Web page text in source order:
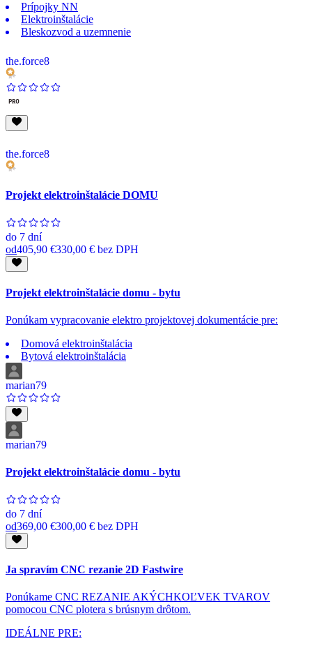
Prípojky NN
Elektroinštalácie
Bleskozvod a uzemnenie
the.force8
the.force8
Projekt elektroinštalácie DOMU
do 7 dní
od405,90 €330,00 € bez DPH
Projekt elektroinštalácie domu - bytu
Ponúkam vypracovanie elektro projektovej dokumentácie pre:
Domová elektroinštalácia
Bytová elektroinštalácia
marian79
marian79
Projekt elektroinštalácie domu - bytu
do 7 dní
od369,00 €300,00 € bez DPH
Ja spravím CNC rezanie 2D Fastwire
Ponúkame CNC REZANIE AKÝCHKOĽVEK TVAROV
pomocou CNC plotera s brúsnym drôtom.
IDEÁLNE PRE: